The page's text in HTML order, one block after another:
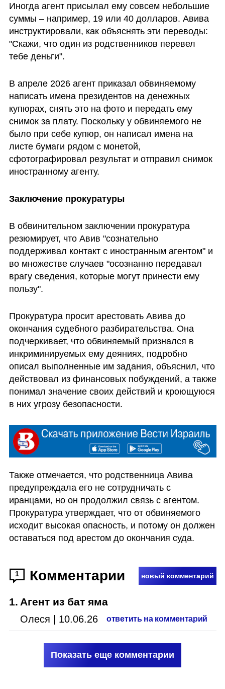
Иногда агент присылал ему совсем небольшие
суммы – например, 19 или 40 долларов. Авива
инструктировали, как объяснять эти переводы:
"Скажи, что один из родственников перевел
тебе деньги".
В апреле 2026 агент приказал обвиняемому
написать имена президентов на денежных
купюрах, снять это на фото и передать ему
снимок за плату. Поскольку у обвиняемого не
было при себе купюр, он написал имена на
листе бумаги рядом с монетой,
сфотографировал результат и отправил снимок
иностранному агенту.
Заключение прокуратуры
В обвинительном заключении прокуратура
резюмирует, что Авив "сознательно
поддерживал контакт с иностранным агентом" и
во множестве случаев "осознанно передавал
врагу сведения, которые могут принести ему
пользу".
Прокуратура просит арестовать Авива до
окончания судебного разбирательства. Она
подчеркивает, что обвиняемый признался в
инкриминируемых ему деяниях, подробно
описал выполненные им задания, объяснил, что
действовал из финансовых побуждений, а также
понимал значение своих действий и кроющуюся
в них угрозу безопасности.
Также отмечается, что родственница Авива
предупреждала его не сотрудничать с
иранцами, но он продолжил связь с агентом.
Прокуратура утверждает, что от обвиняемого
исходит высокая опасность, и потому он должен
оставаться под арестом до окончания суда.
1 Комментарии новый комментарий
1. Агент из бат яма
Олеся 10.06.26 ответить на комментарий
Показать еще комментарии